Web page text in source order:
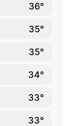
36°
35°
35°
34°
33°
33°